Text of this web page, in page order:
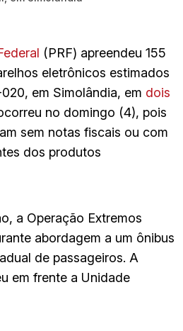
(PRF) apreendeu 155
eletrônicos estimados
em Simolândia, em dois
no domingo (4), pois
sem notas fiscais ou com
dos produtos
a Operação Extremos
abordagem a um ônibus
de passageiros. A
em frente a Unidade